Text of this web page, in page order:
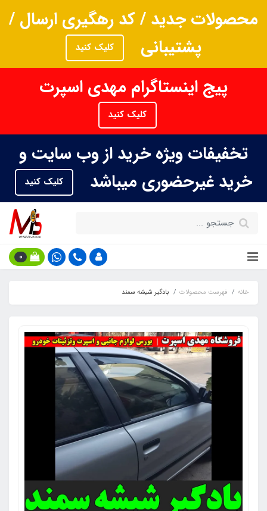
محصولات جدید / کد رهگیری ارسال /
پشتیبانی
کلیک کنید
پیج اینستاگرام مهدی اسپرت
کلیک کنید
تخفیفات ویژه خرید از وب سایت و
خرید غیرحضوری میباشد
کلیک کنید
0
خانه فهرست محصولات بادگیر شیشه سمند